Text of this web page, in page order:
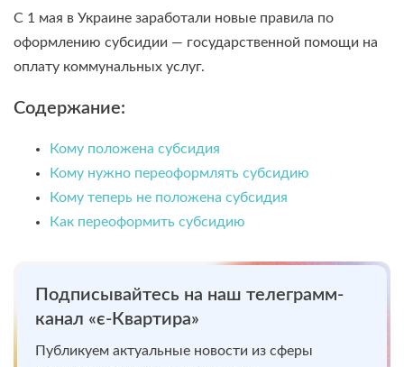
С 1 мая в Украине заработали новые правила по
оформлению субсидии — государственной помощи на
оплату коммунальных услуг.
Содержание:
Кому положена субсидия
Кому нужно переоформлять субсидию
Кому теперь не положена субсидия
Как переоформить субсидию
Подписывайтесь на наш телеграмм-
канал «є-Квартира»
Публикуем актуальные новости из сферы